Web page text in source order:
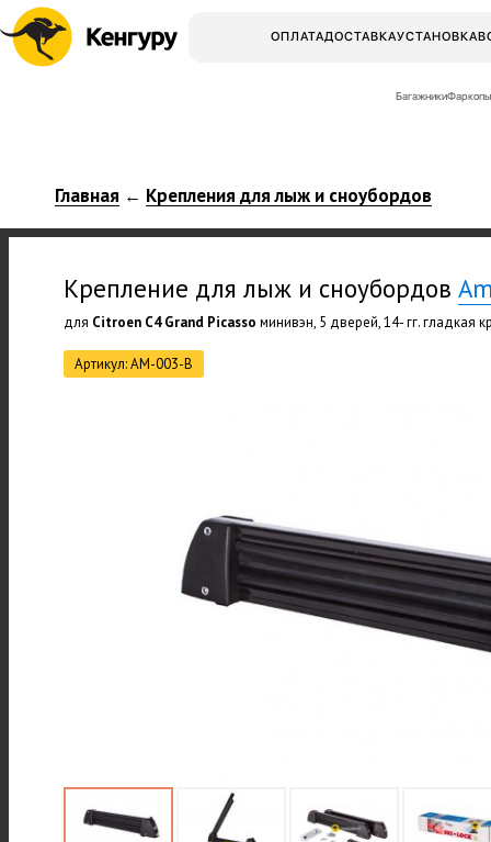
ОПЛАТАДОСТАВКАУСТАНОВКА
БагажникиФаркопы
Главная ← Крепления для лыж и сноубордов
Крепление для лыж и сноубордов
для Citroen C4 Grand Picasso минивэн, 5 дверей, 14- гг. гладкая
Артикул: AM-003-B